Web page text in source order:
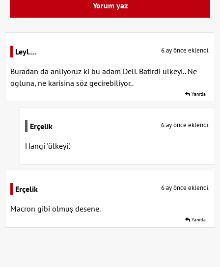
Yorum yaz
Leyl.... 6 ay önce eklendi.
Buradan da anliyoruz ki bu adam Deli. Batirdi ülkeyi.. Ne
ogluna, ne karisina söz gecirebiliyor..
Yanıtla
Erçelik 6 ay önce eklendi.
Hangi 'ülkeyi'.
Erçelik 6 ay önce eklendi.
Macron gibi olmuş desene.
Yanıtla